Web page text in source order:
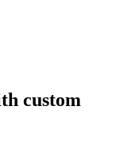
custom